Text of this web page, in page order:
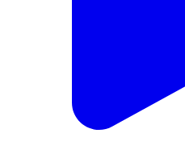
निम्बाहेड़ा: निम्बाहेड़ा में फिर टूटा